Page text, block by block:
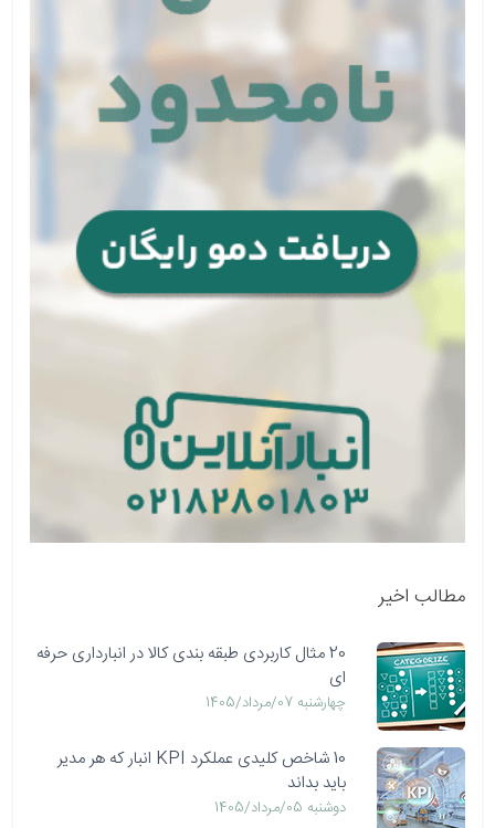
مطالب اخیر
20 مثال کاربردی طبقه بندی کالا در انبارداری حرفه
ای
چهارشنبه 07/مرداد/1405
10 شاخص کلیدی عملکرد KPI انبار که هر مدیر
باید بداند
دوشنبه 05/مرداد/1405